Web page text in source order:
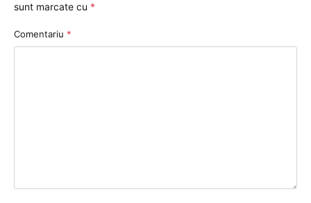
sunt marcate cu *
Comentariu *